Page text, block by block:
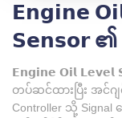
𝗘𝗻𝗴𝗶𝗻𝗲
𝗦𝗲𝗻𝘀𝗼𝗿
𝗘𝗻𝗴𝗶𝗻𝗲 𝗢𝗶𝗹
တပ်ဆင်ထားပြီး အင်ဂ
Controller သို့